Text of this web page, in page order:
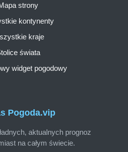
Pogoda.vip
aktualnych prognoz
na całym świecie.
strony
kontynenty
kraje
świata
widget pogodowy